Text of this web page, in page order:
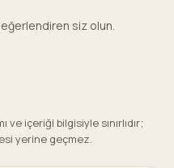
siz olun.
ve içeriği bilgisiyle sınırlıdır;
yerine geçmez.